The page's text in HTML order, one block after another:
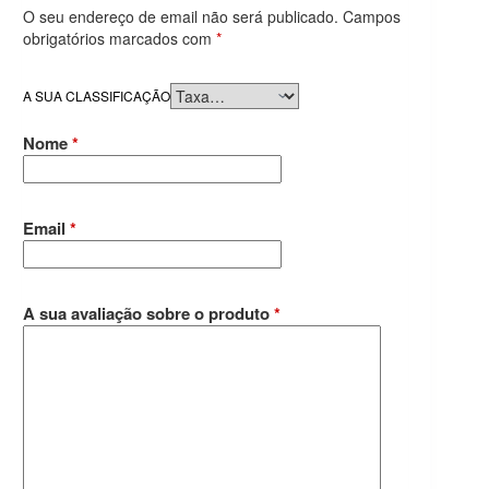
O seu endereço de email não será publicado. Campos
obrigatórios marcados com *
A SUA CLASSIFICAÇÃO
Nome*
Email *
A sua avaliação sobre o produto*